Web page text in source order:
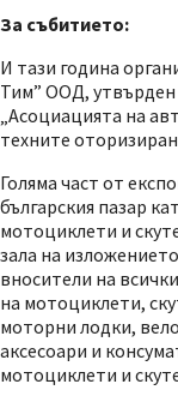
За събитието:
И тази година
Тим” ООД,
„Асоциацията на
техните
Голяма част от
българския пазар
мотоциклети и
зала на
вносители на
на мотоциклети,
моторни лодки,
аксесоари и
мотоциклети и